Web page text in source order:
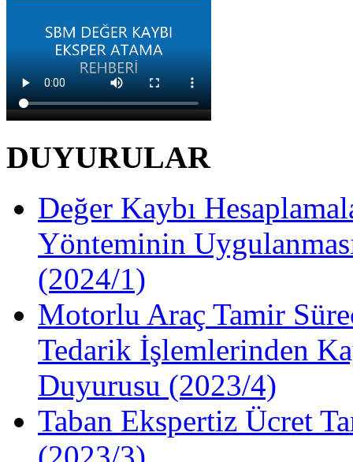
DUYURULAR
Değer Kaybı
Yönteminin
(2024/1)
Motorlu Araç Tamir
Tedarik İşlemlerinden
Duyurusu (2023/4)
Taban Ekspertiz Ücret